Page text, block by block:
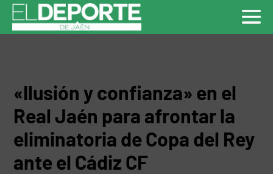
«Ilusión y confianza» en el
Real Jaén para afrontar la
eliminatoria de Copa del Rey
ante el Cádiz CF